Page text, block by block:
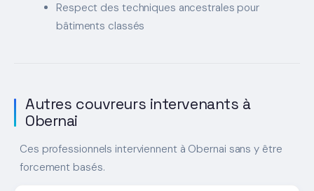
Respect des techniques ancestrales pour
bâtiments classés
Autres couvreurs intervenants à
Obernai
Ces professionnels interviennent à Obernai sans y être
forcement basés.